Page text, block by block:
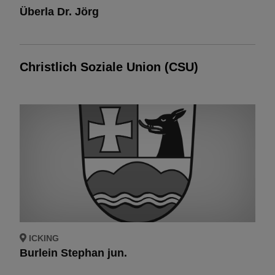
Überla Dr. Jörg
Christlich Soziale Union (CSU)
ICKING
Burlein Stephan jun.